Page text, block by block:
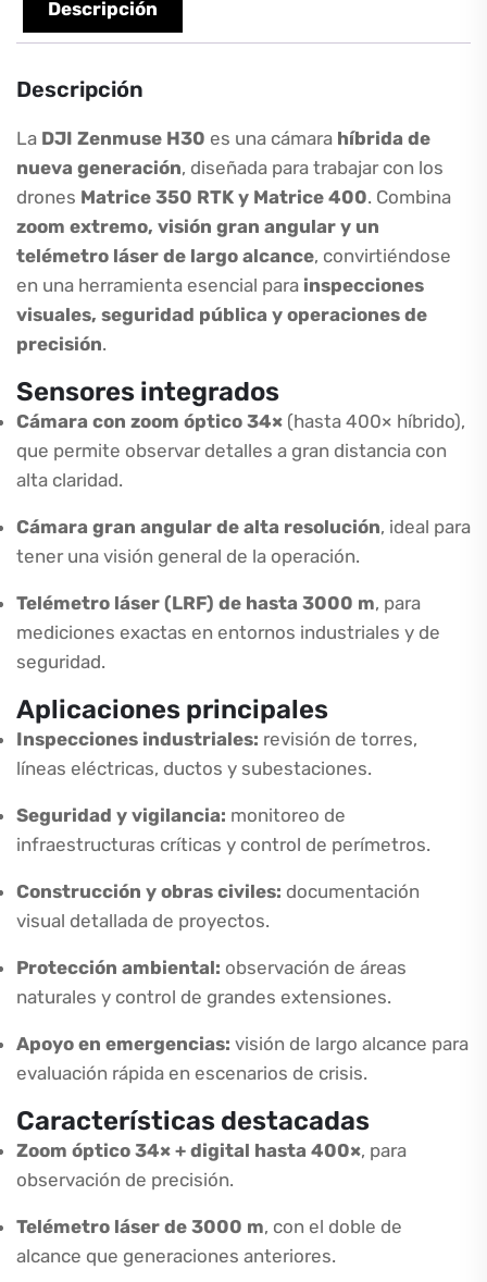
Descripción
Descripción
La DJI Zenmuse H30 es una cámara híbrida de
nueva generación, diseñada para trabajar con los
drones Matrice 350 RTK y Matrice 400. Combina
zoom extremo, visión gran angular y un
telémetro láser de largo alcance, convirtiéndose
en una herramienta esencial para inspecciones
visuales, seguridad pública y operaciones de
precisión.
Sensores integrados
Cámara con zoom óptico 34× (hasta 400× híbrido),
que permite observar detalles a gran distancia con
alta claridad.
Cámara gran angular de alta resolución, ideal para
tener una visión general de la operación.
Telémetro láser (LRF) de hasta 3000 m, para
mediciones exactas en entornos industriales y de
seguridad.
Aplicaciones principales
Inspecciones industriales: revisión de torres,
líneas eléctricas, ductos y subestaciones.
Seguridad y vigilancia: monitoreo de
infraestructuras críticas y control de perímetros.
Construcción y obras civiles: documentación
visual detallada de proyectos.
Protección ambiental: observación de áreas
naturales y control de grandes extensiones.
Apoyo en emergencias: visión de largo alcance para
evaluación rápida en escenarios de crisis.
Características destacadas
Zoom óptico 34× + digital hasta 400×, para
observación de precisión.
Telémetro láser de 3000 m, con el doble de
alcance que generaciones anteriores.